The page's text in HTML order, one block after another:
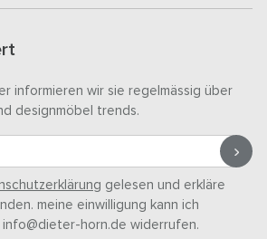
informieren wir sie regelmässig über
designmöbel trends.
gelesen und erkläre
meine einwilligung kann ich
horn.de widerrufen.